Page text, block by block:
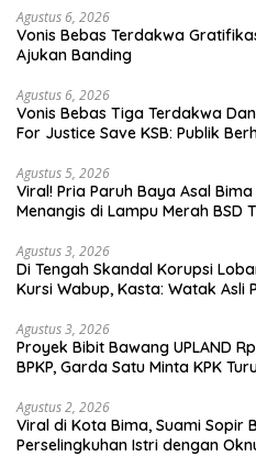
Agustus 6, 2026
Vonis Bebas Terdakwa
Ajukan Banding
Agustus 6, 2026
Vonis Bebas Tiga Terdakwa
For Justice Save KSB: Publik
Agustus 5, 2026
Viral! Pria Paruh Baya Asal
Menangis di Lampu Merah BSD
Agustus 3, 2026
Di Tengah Skandal Korupsi
Kursi Wabup, Kasta: Watak Asli
Agustus 3, 2026
Proyek Bibit Bawang UPLAND
BPKP, Garda Satu Minta KPK
Agustus 2, 2026
Viral di Kota Bima, Suami Sopir
Perselingkuhan Istri dengan